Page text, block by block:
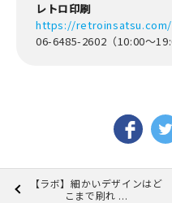
レトロ印刷
https://retroinsatsu.com/
06-6485-2602（10:00～
【ラボ】細かいデザインはど
こまで刷れ ...